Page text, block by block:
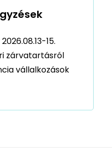
15.
zárvatartásról
vállalkozások